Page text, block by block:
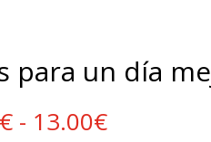
para un día
€ - 13.00€Rango